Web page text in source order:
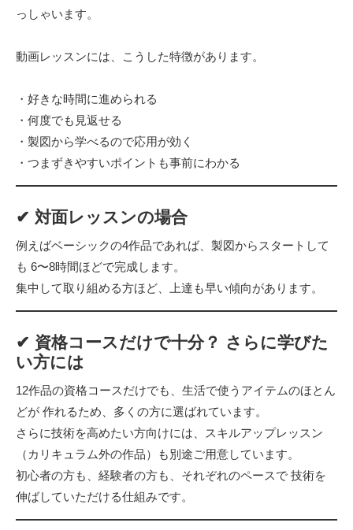
っしゃいます。
動画レッスンには、こうした特徴があります。
・好きな時間に進められる
・何度でも見返せる
・製図から学べるので応用が効く
・つまずきやすいポイントも事前にわかる
✔ 対面レッスンの場合
例えばベーシックの4作品であれば、製図からスタートして
も 6〜8時間ほどで完成します。
集中して取り組める方ほど、上達も早い傾向があります。
✔ 資格コースだけで十分？ さらに学びた
い方には
12作品の資格コースだけでも、生活で使うアイテムのほとん
どが 作れるため、多くの方に選ばれています。
さらに技術を高めたい方向けには、スキルアップレッスン
（カリキュラム外の作品）も別途ご用意しています。
初心者の方も、経験者の方も、それぞれのペースで 技術を
伸ばしていただける仕組みです。